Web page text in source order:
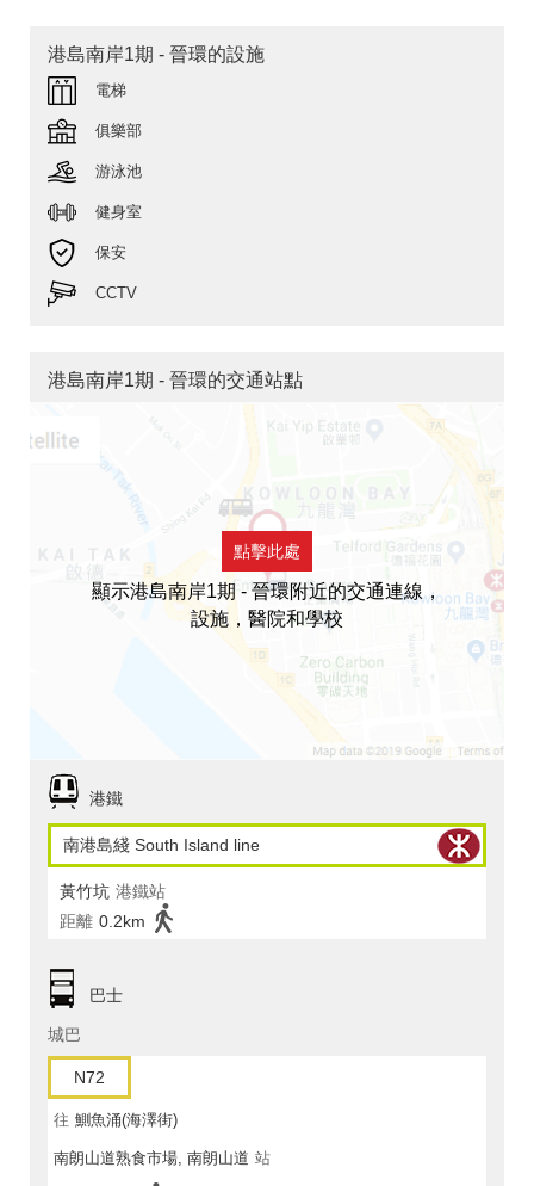
港島南岸1期 - 晉環的設施
電梯
俱樂部
游泳池
健身室
保安
CCTV
港島南岸1期 - 晉環的交通站點
點擊此處
顯示港島南岸1期 - 晉環附近的交通連線，
設施，醫院和學校
港鐵
南港島綫 South Island line
黃竹坑 港鐵站
距離 0.2km
巴士
城巴
N72
往 鰂魚涌(海澤街)
南朗山道熟食市場, 南朗山道 站